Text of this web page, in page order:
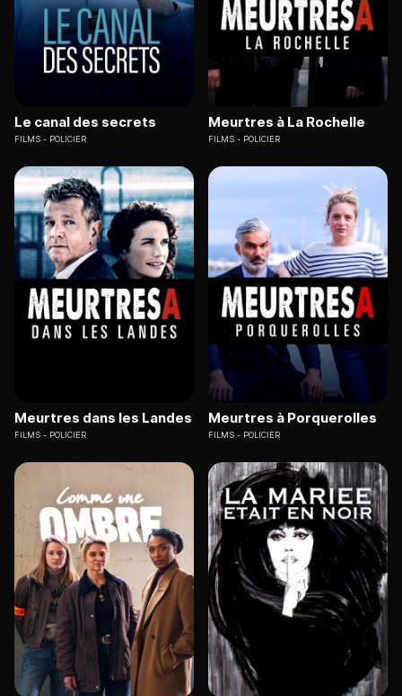
Le canal des secrets
FILMS POLICIER
Meurtres à La Rochelle
FILMS POLICIER
Meurtres dans les Landes
FILMS POLICIER
Meurtres à Porquerolles
FILMS POLICIER